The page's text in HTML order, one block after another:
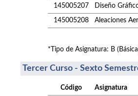
145005207 Diseño
145005208 Aleaciones
*Tipo de Asignatura: B
Tercer Curso - Sexto
Código Asignatura